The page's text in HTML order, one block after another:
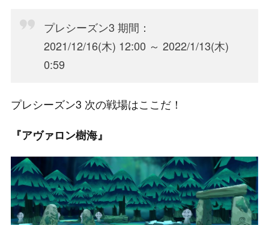
プレシーズン3 期間：
2021/12/16(木) 12:00 ～ 2022/1/13(木)
0:59
プレシーズン3 次の戦場はここだ！
『アヴァロン樹海』